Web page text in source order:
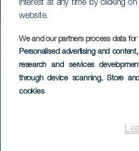
interest at any time by clicking
website.
We and our partners process data for
Personalised advertising and
research and services
through device scanning, Store
cookies